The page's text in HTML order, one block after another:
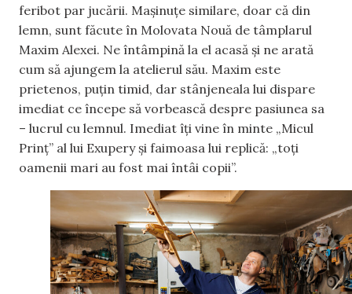
feribot par jucării. Mașinuțe similare, doar că din
lemn, sunt făcute în Molovata Nouă de tâmplarul
Maxim Alexei. Ne întâmpină la el acasă și ne arată
cum să ajungem la atelierul său. Maxim este
prietenos, puțin timid, dar stânjeneala lui dispare
imediat ce începe să vorbească despre pasiunea sa
– lucrul cu lemnul. Imediat îți vine în minte „Micul
Prinț” al lui Exupery și faimoasa lui replică: „toți
oamenii mari au fost mai întâi copii”.